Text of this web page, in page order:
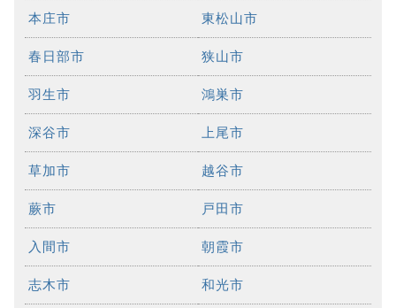
本庄市 東松山市
春日部市 狭山市
羽生市 鴻巣市
深谷市 上尾市
草加市 越谷市
蕨市 戸田市
入間市 朝霞市
志木市 和光市